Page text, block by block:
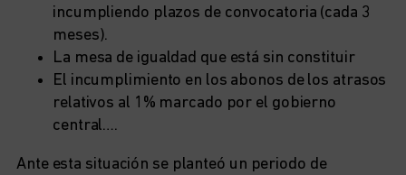
incumpliendo plazos de convocatoria (cada 3
meses).
La mesa de igualdad que está sin constituir
El incumplimiento en los abonos de los atrasos
relativos al 1% marcado por el gobierno
central….
Ante esta situación se planteó un periodo de